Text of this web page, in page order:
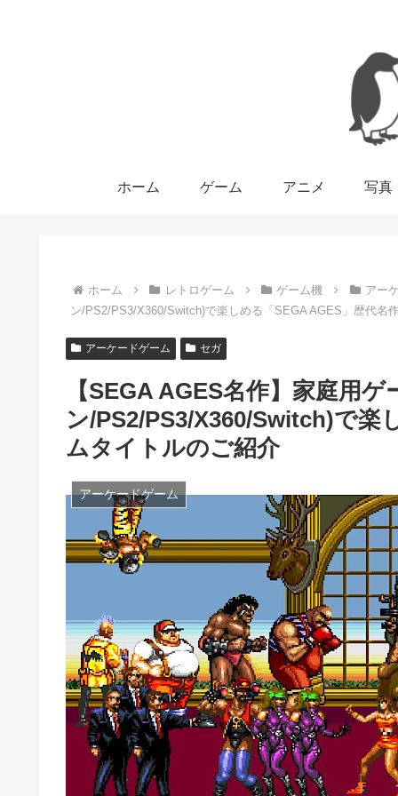
ホーム ゲーム アニメ 写真
ホーム レトロゲーム ゲーム機
アー
ン/PS2/PS3/X360/Switch)で楽しめる「SEGA AGES」歴代名
アーケードゲーム セガ
【SEGA AGES名作】家庭用
ン/PS2/PS3/X360/Switch)で楽
ムタイトルのご紹介
アーケードゲーム